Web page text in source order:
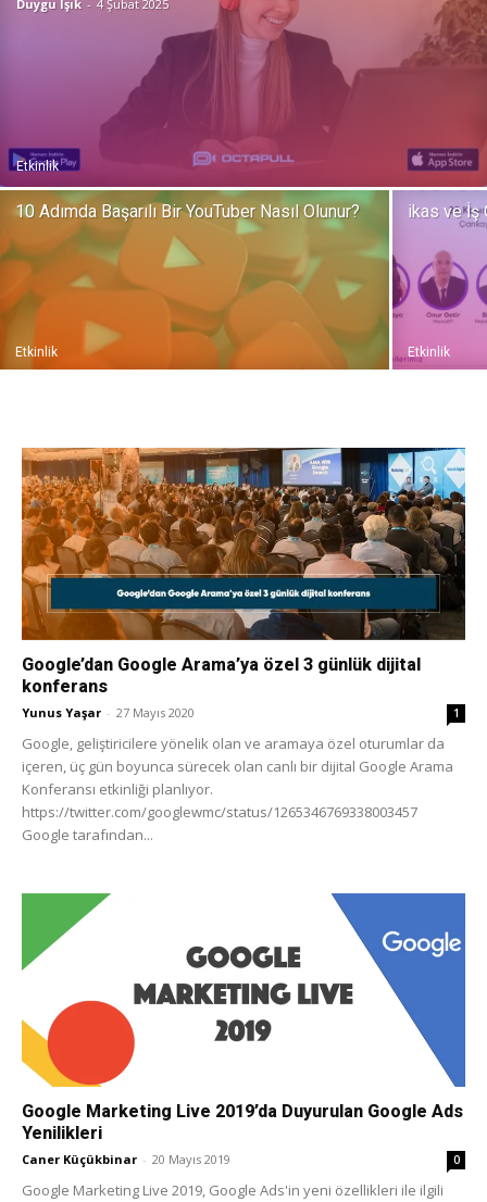
Pazarlaması
SEO,
Tasarım,
UI/UX
Etkinlik
Duygu Işık - 4 Şubat 2025
Etkinlik
10 Adımda Başarılı Bir YouTuber Nasıl Olunur?
Etkinlik
ikas ve İş
Google’dan Google Arama’ya özel 3 günlük dijital
konferans
Yunus Yaşar - 27 Mayıs 2020 1
Google, geliştiricilere yönelik olan ve aramaya özel oturumlar da
içeren, üç gün boyunca sürecek olan canlı bir dijital Google Arama
Konferansı etkinliği planlıyor.
https://twitter.com/googlewmc/status/1265346769338003457
Google tarafından...
Google Marketing Live 2019’da Duyurulan Google Ads
Yenilikleri
Caner Küçükbinar - 20 Mayıs 2019 0
Google Marketing Live 2019, Google Ads'in yeni özellikleri ile ilgili